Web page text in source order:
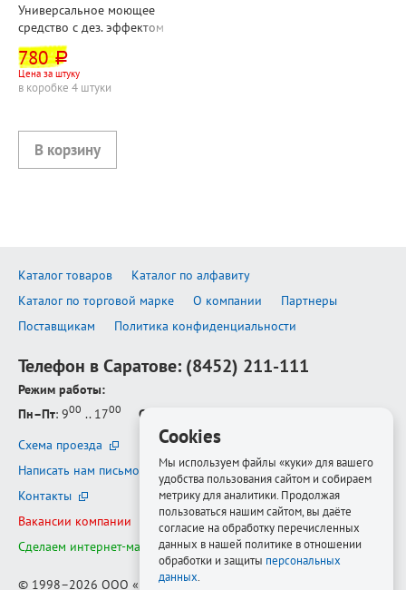
Универсальное моющее
средство с дез. эффектом
Grass, "Дос-Гель.
Профессиональный (Dos
Gel. Professional)", 5,3кг,
канистра, гель, хлор,
780 руб.
Цена за штуку
в коробке 4 штуки
Каталог товаров
Каталог по алфавиту
Каталог по торговой марке
О компании
Партнеры
Поставщикам
Политика конфиденциальности
Телефон в Саратове: (8452) 211-111
Режим работы:
Пн–Пт: 900 .. 1700 Сб–Вс
Схема проезда
Написать нам письмо
Контакты
Вакансии компании
Сделаем интернет-магазин ещё лучше
© 1998–2026 ООО «Белфорт-РМ»
Cookies
Мы используем файлы «куки» для вашего
удобства пользования сайтом и собираем
метрику для аналитики. Продолжая
пользоваться нашим сайтом, вы даёте
согласие на обработку перечисленных
данных в нашей политике в отношении
обработки и защиты персональных
данных